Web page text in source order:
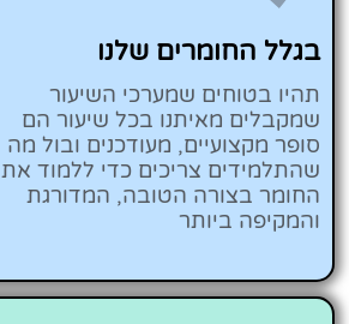
בגלל החומרים שלנו
תהיו בטוחים שמערכי השיעור
שמקבלים מאיתנו בכל שיעור הם
סופר מקצועיים, מעודכנים ובול מה
שהתלמידים צריכים כדי ללמוד את
החומר בצורה הטובה, המדורגת
והמקיפה ביותר